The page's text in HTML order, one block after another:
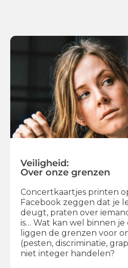
Veiligheid:
Over onze grenzen
Concertkaartjes printen
Facebook zeggen dat je
deugt, praten over
is… Wat kan wel binnen je
liggen de grenzen voor
(pesten, discriminatie,
niet integer handelen?